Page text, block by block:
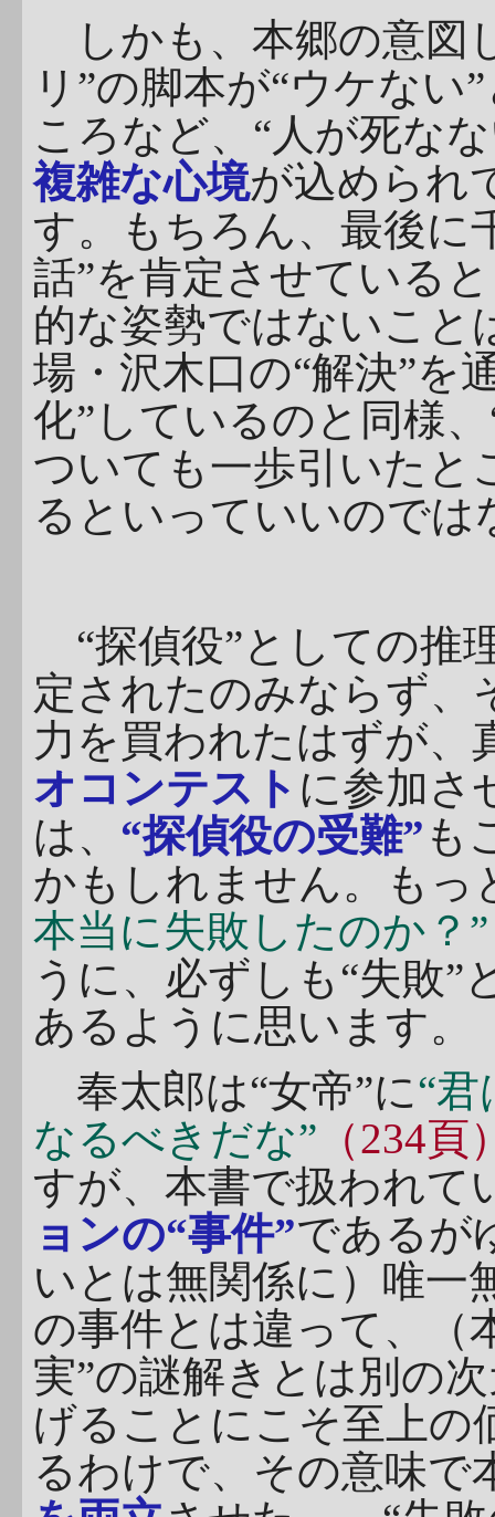
しかも、本郷の意図
リ”の脚本が“ウケない
ころなど、“人が死な
複雑な心境が込められ
す。もちろん、最後に
話”を肯定させている
的な姿勢ではないこと
場・沢木口の“解決”を
化”しているのと同様
ついても一歩引いたと
るといっていいのでは
“探偵役”としての推
定されたのみならず、
力を買われたはずが、
オコンテスト に参加さ
は、 “探偵役の受難” も
かもしれません。もっ
本当に失敗したのか？”
うに、必ずしも“失敗”
あるように思います。
奉太郎は“女帝”に“
なるべきだな” （234頁
すが、本書で扱われて
ョンの“事件”であるが
いとは無関係に）唯一
の事件とは違って、（
実”の謎解きとは別の
げることにこそ至上の
るわけで、その意味で